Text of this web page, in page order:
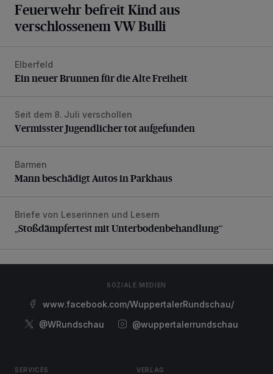
Feuerwehr befreit Kind aus
verschlossenem VW Bulli
Ein neuer Brunnen für die Alte Freiheit
Elberfeld
Ein neuer Brunnen für die Alte Freiheit
Vermisster Jugendlicher tot aufgefunden
Seit dem 8. Juli verschollen
Vermisster Jugendlicher tot aufgefunden
Mann beschädigt Autos in Parkhaus
Barmen
Mann beschädigt Autos in Parkhaus
„Stoßdämpfertest mit Unterbodenbehandlung“
Briefe von Leserinnen und Lesern
„Stoßdämpfertest mit Unterbodenbehandlung“
SOZIALE MEDIEN
www.facebook.com/WuppertalerRundschau/
@WRundschau
@wuppertalerrundschau
SERVICES VERLAG